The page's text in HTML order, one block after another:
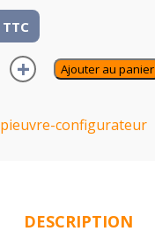
TTC
+ Ajouter au panier
pieuvre-configurateur
DESCRIPTION